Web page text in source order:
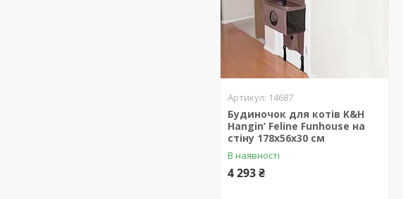
14687
Будиночок для котів K&H
Hangin’ Feline Funhouse на
стіну 178х56х30 см
В наявності
4 293 ₴